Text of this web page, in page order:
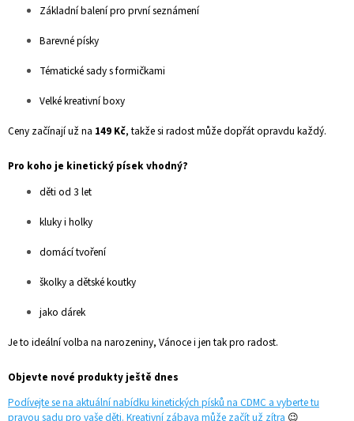
Základní balení pro první seznámení
Barevné písky
Tématické sady s formičkami
Velké kreativní boxy
Ceny začínají už na 149 Kč, takže si radost může dopřát opravdu každý.
Pro koho je kinetický písek vhodný?
děti od 3 let
kluky i holky
domácí tvoření
školky a dětské koutky
jako dárek
Je to ideální volba na narozeniny, Vánoce i jen tak pro radost.
Objevte nové produkty ještě dnes
Podívejte se na aktuální nabídku kinetických písků na CDMC a vyberte tu
pravou sadu pro vaše děti. Kreativní zábava může začít už zítra 😉